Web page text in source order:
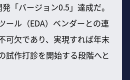
「バージョン0.5」達成だ。
ール（EDA）ベンダーとの連
可欠であり、実現すれば年末
試作打診を開始する段階へと